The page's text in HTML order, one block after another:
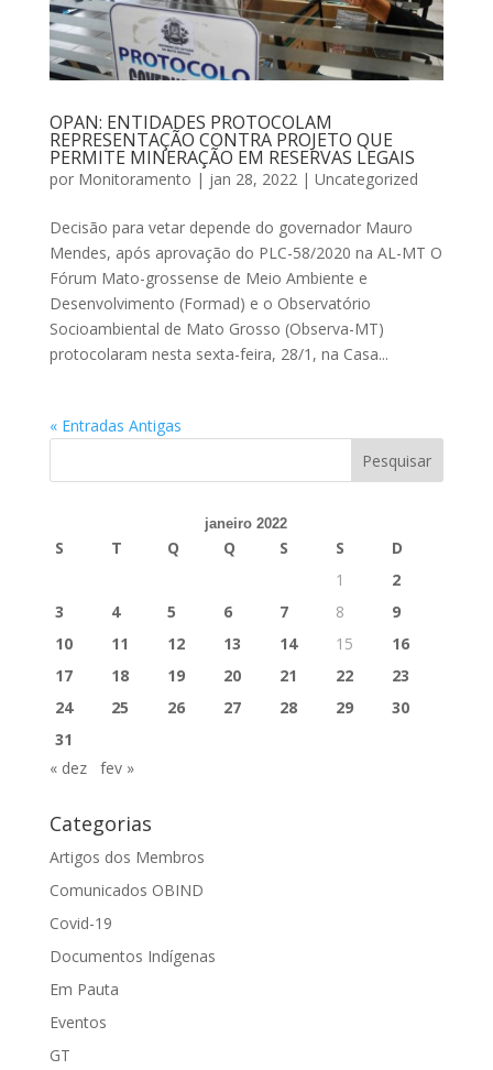
OPAN: ENTIDADES PROTOCOLAM
REPRESENTAÇÃO CONTRA PROJETO QUE
PERMITE MINERAÇÃO EM RESERVAS LEGAIS
por Monitoramento | jan 28, 2022| Uncategorized
Decisão para vetar depende do governador Mauro
Mendes, após aprovação do PLC-58/2020 na AL-MT O
Fórum Mato-grossense de Meio Ambiente e
Desenvolvimento (Formad) e o Observatório
Socioambiental de Mato Grosso (Observa-MT)
protocolaram nesta sexta-feira, 28/1, na Casa...
« Entradas Antigas
janeiro 2022
S T Q Q S S
D
1
2
3
4 5 6 7 8
9
10
11 12 13 14 15
16
17
18 19 20 21 22
23
24
25 26 27 28 29
30
31
« dez
fev »
Categorias
Artigos dos Membros
Comunicados OBIND
Covid-19
Documentos Indígenas
Em Pauta
Eventos
GT